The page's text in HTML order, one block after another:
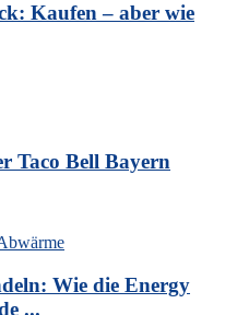
Kaufen – aber wie
Taco Bell Bayern
Wie die Energy
...